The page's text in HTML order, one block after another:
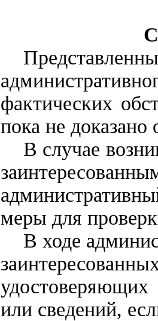
фактических
пока не доказано
В случае
меры для
В ходе
или сведений,